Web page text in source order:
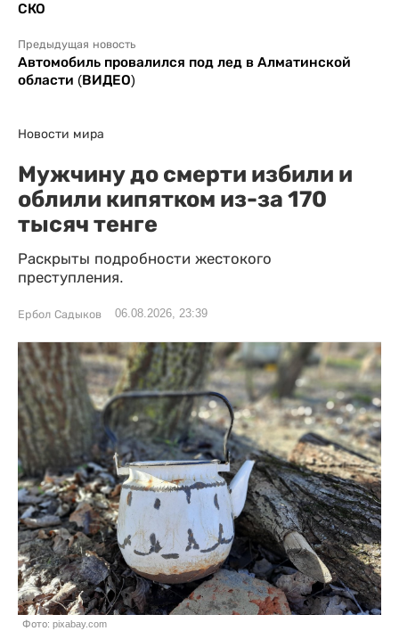
СКО
Предыдущая новость
Автомобиль провалился под лед в Алматинской
области (ВИДЕО)
Новости мира
Мужчину до смерти избили и
облили кипятком из-за 170
тысяч тенге
Раскрыты подробности жестокого
преступления.
Ербол Садыков 06.08.2026, 23:39
Фото: pixabay.com